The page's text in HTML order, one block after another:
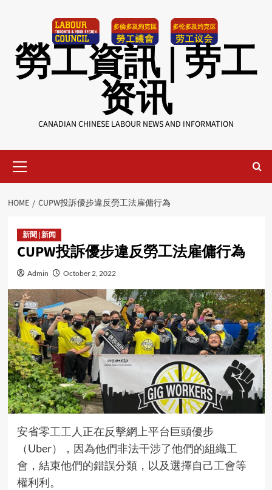
勞工資訊 | 劳工
资讯
CANADIAN CHINESE LABOUR NEWS AND INFORMATION
Menu
HOME CUPW投訴優步違反勞工法雇傭行為
新聞 | 新闻
CUPW投訴優步違反勞工法雇傭行為
Admin October 2, 2022
安省零工工人正在反擊網上平台巨頭優步
（Uber），因為他們非法干涉了他們的組織工
會，結束他們的錯誤分類，以及選擇自己工會等
權利利。